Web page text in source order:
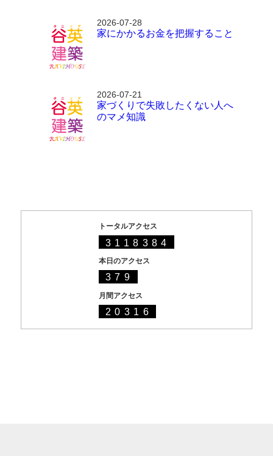
2026-07-28
家にかかるお金を把握すること
2026-07-21
家づくりで失敗したくない人へ
のマメ知識
トータルアクセス
3118384
本日のアクセス
379
月間アクセス
20316